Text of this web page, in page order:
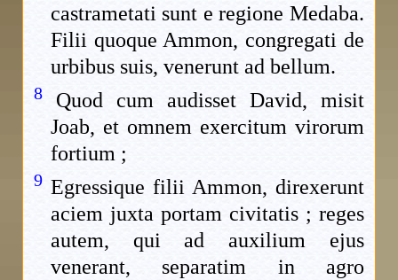
castrametati sunt e regione Medaba.
Filii quoque Ammon, congregati de
urbibus suis, venerunt ad bellum.
8
Quod cum audisset David, misit
Joab, et omnem exercitum virorum
fortium ;
9 Egressique filii Ammon, direxerunt
aciem juxta portam civitatis ; reges
autem, qui ad auxilium ejus
venerant, separatim in agro